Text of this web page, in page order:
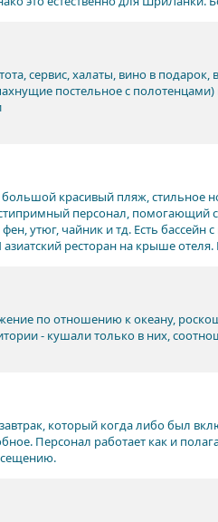
сервис, халаты, вино в
постельное с
красивый пляж, стильное
персонал,
фен, утюг, чайник и тд. Есть
ресторан на крыше
по отношению к океану,
- кушали только в них,
который когда либо был
Персонал работает как и